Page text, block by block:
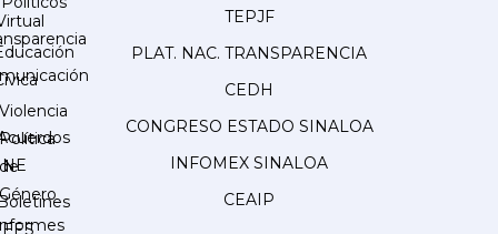
Violencia
Política
de
Género
TEPJF
PLAT. NAC. TRANSPARENCIA
CEDH
CONGRESO ESTADO SINALOA
INFOMEX SINALOA
CEAIP